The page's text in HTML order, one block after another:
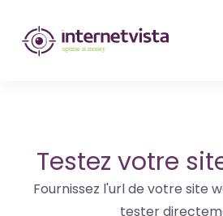
internetvista
monitoring
site
web
et
Testez votre
Fournissez l'url de votre site
tester